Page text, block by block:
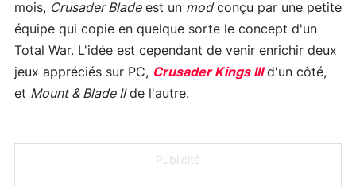
mois, Crusader Bladeest un modconçu par une petite
équipe qui copie en quelque sorte le concept d'un
Total War. L'idée est cependant de venir enrichir deux
jeux appréciés sur PC, Crusader Kings IIId'un côté,
et Mount & Blade IIde l'autre.
Publicité